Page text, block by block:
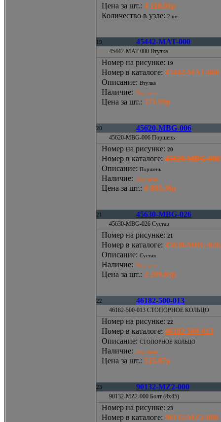
Цена за шт.: 4 118.91р
Количество в узле: 2 шт.
19 45442-MAT-000
45442-MAT-000 Втулка
Номер на рисунке: 19
Номер в каталоге: 45442-MAT-000
Описание: Втулка
Наличие: Под заказ
Цена за шт.: 571.99р
20 45620-MBG-006
45620-MBG-006 Поршень
Номер на рисунке: 20
Номер в каталоге: 45620-MBG-006
Описание: Поршень
Наличие: Под заказ
Цена за шт.: 6 893.36р
21 45630-MBG-026
45630-MBG-026 Сустав
Номер на рисунке: 21
Номер в каталоге: 45630-MBG-026
Описание: Сустав
Наличие: Под заказ
Цена за шт.: 2 209.83р
22 46182-500-013
46182-500-013 СТОПОРНОЕ КОЛЬЦО
Номер на рисунке: 22
Номер в каталоге: 46182-500-013
Описание: СТОПОРНОЕ КОЛЬЦО
Наличие: Под заказ
Цена за шт.: 515.97р
23 90132-MZ2-000
90132-MZ2-000 Болт (8x45)
Номер на рисунке: 23
Номер в каталоге: 90132-MZ2-000